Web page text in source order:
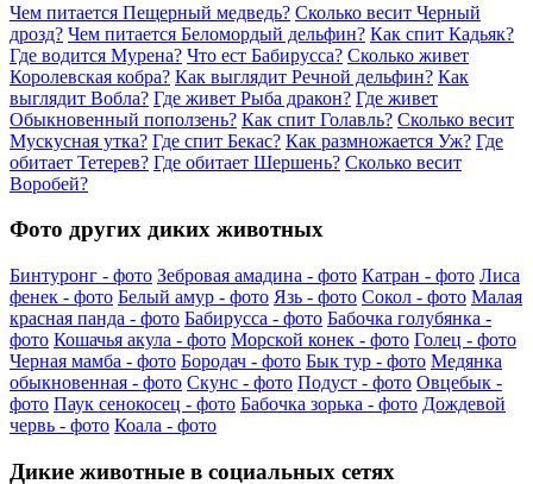
Чем питается Пещерный медведь? Сколько весит Черный
дрозд? Чем питается Беломордый дельфин? Как спит Кадьяк?
Где водится Мурена? Что ест Бабирусса? Сколько живет
Королевская кобра? Как выглядит Речной дельфин? Как
выглядит Вобла? Где живет Рыба дракон? Где живет
Обыкновенный поползень? Как спит Голавль? Сколько весит
Мускусная утка? Где спит Бекас? Как размножается Уж? Где
обитает Тетерев? Где обитает Шершень? Сколько весит
Воробей?
Фото других диких животных
Бинтуронг - фото Зебровая амадина - фото Катран - фото Лиса
фенек - фото Белый амур - фото Язь - фото Сокол - фото Малая
красная панда - фото Бабирусса - фото Бабочка голубянка -
фото Кошачья акула - фото Морской конек - фото Голец - фото
Черная мамба - фото Бородач - фото Бык тур - фото Медянка
обыкновенная - фото Скунс - фото Подуст - фото Овцебык -
фото Паук сенокосец - фото Бабочка зорька - фото Дождевой
червь - фото Коала - фото
Дикие животные в социальных сетях